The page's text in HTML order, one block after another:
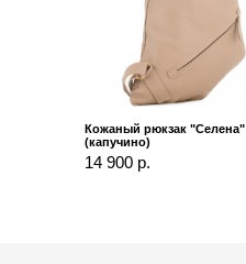
Кожаный рюкзак "Селена"
(капучино)
14 900 р.